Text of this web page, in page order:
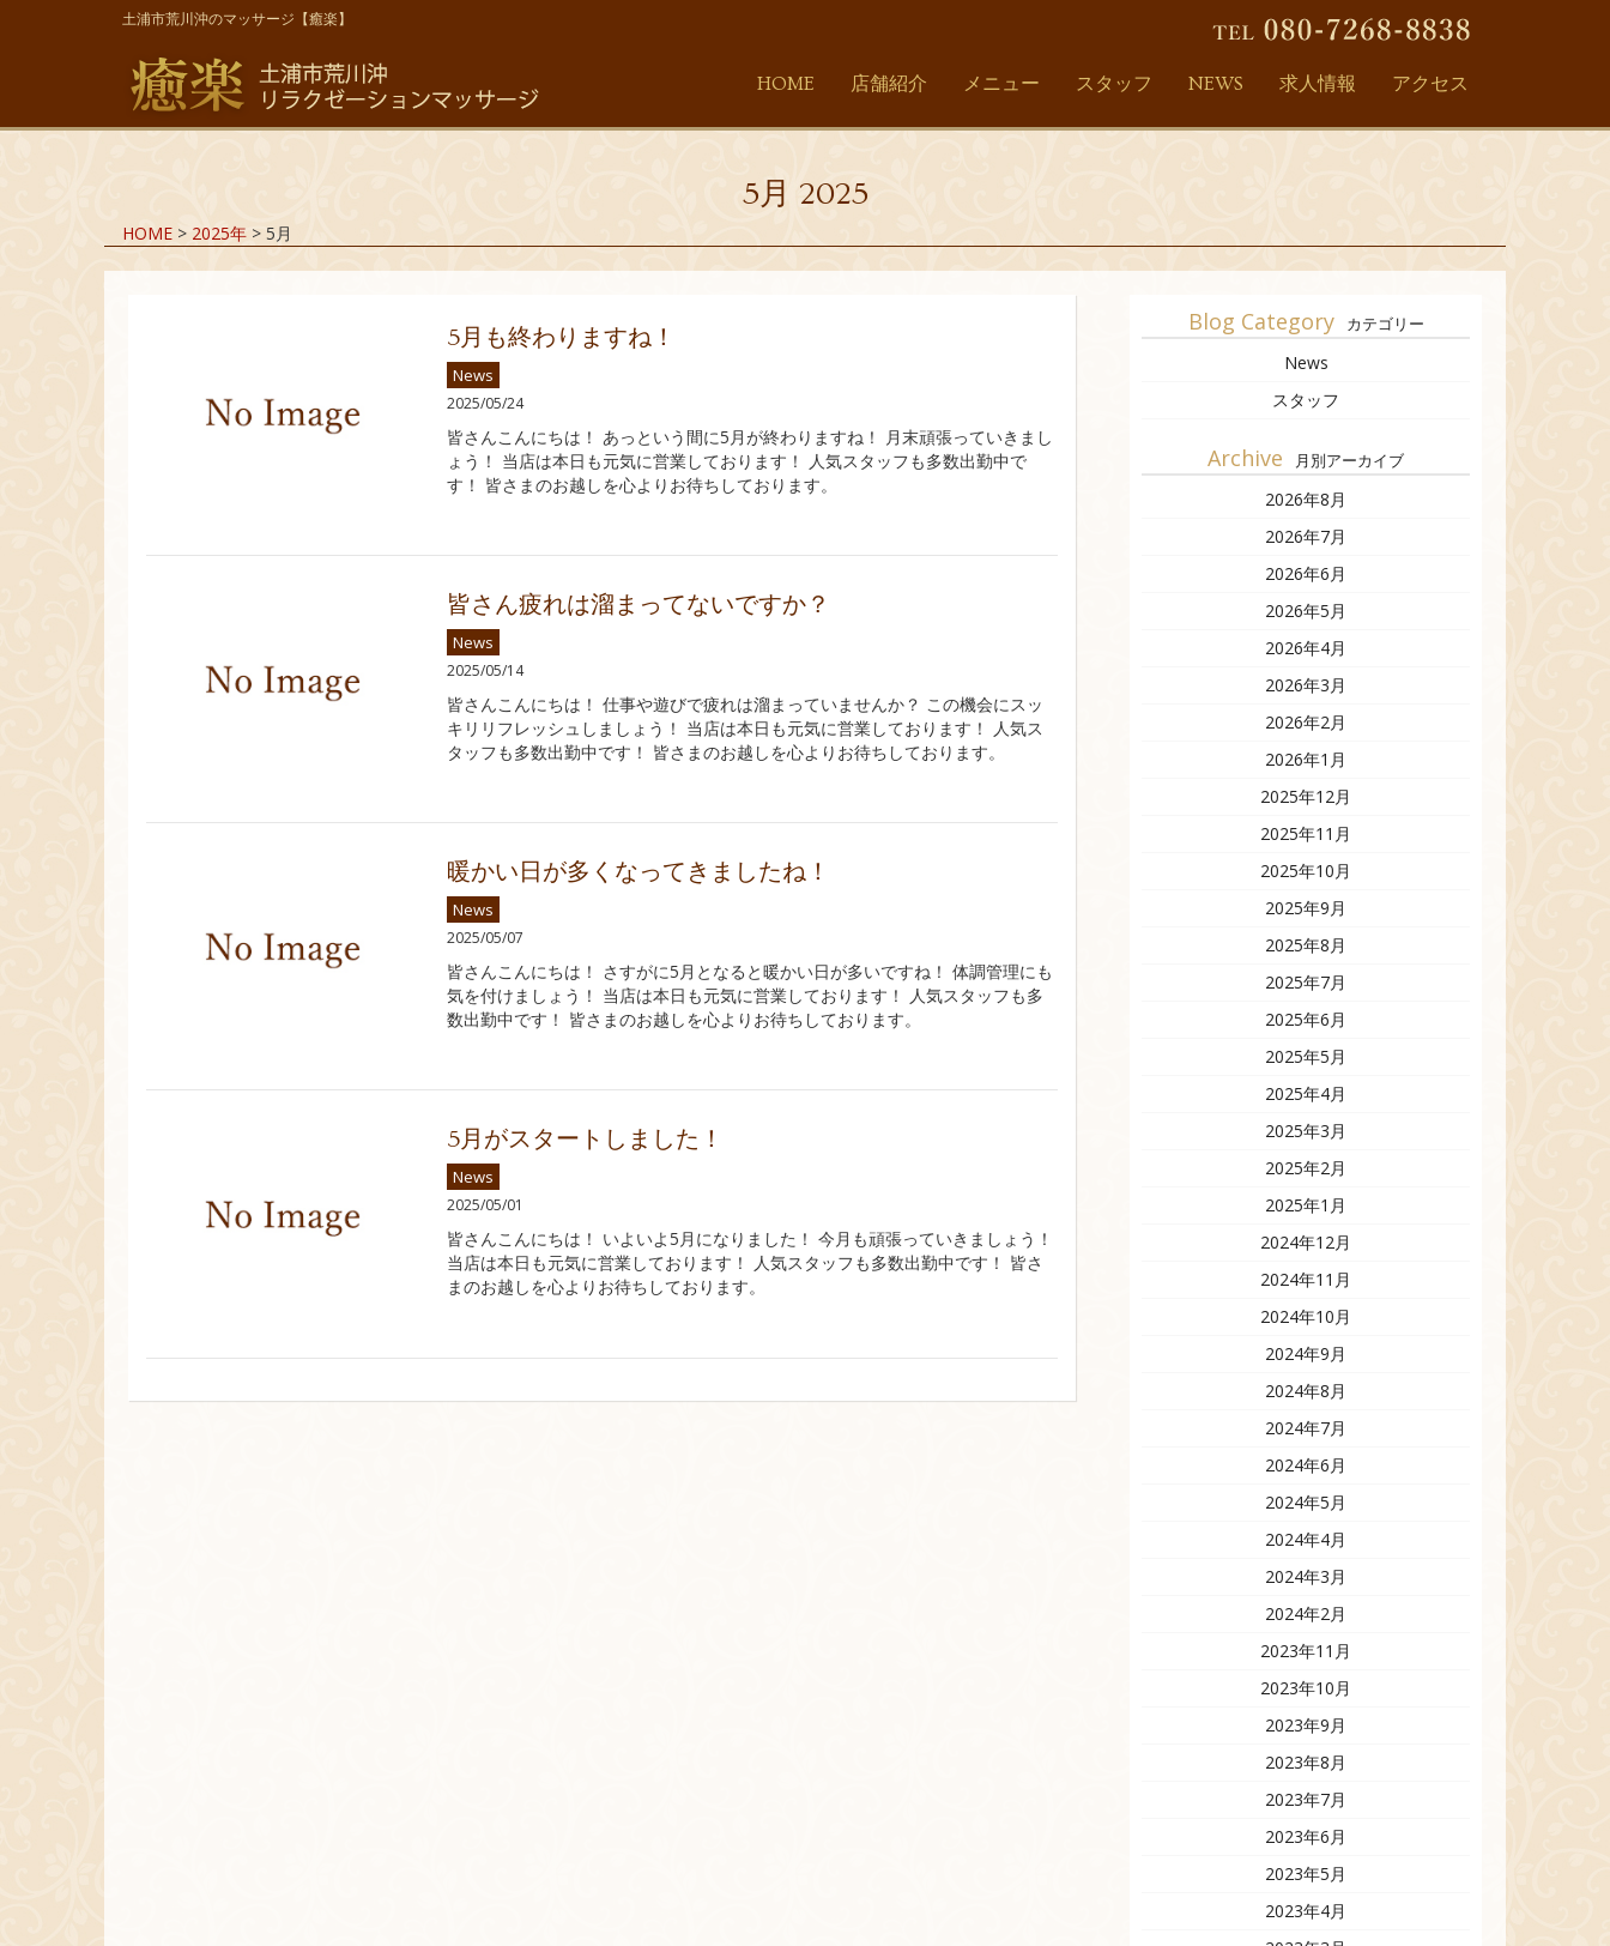
土浦市荒川沖のマッサージ【癒楽】
HOME 店舗紹介 メニュー スタッフ NEWS 求人情報 アクセス
5月 2025
HOME > 2025年 > 5月
5月も終わりますね！
News
2025/05/24
皆さんこんにちは！ あっという間に5月が終わりますね！ 月末頑張っていきまし
ょう！ 当店は本日も元気に営業しております！ 人気スタッフも多数出勤中で
す！ 皆さまのお越しを心よりお待ちしております。
皆さん疲れは溜まってないですか？
News
2025/05/14
皆さんこんにちは！ 仕事や遊びで疲れは溜まっていませんか？ この機会にスッ
キリリフレッシュしましょう！ 当店は本日も元気に営業しております！ 人気ス
タッフも多数出勤中です！ 皆さまのお越しを心よりお待ちしております。
暖かい日が多くなってきましたね！
News
2025/05/07
皆さんこんにちは！ さすがに5月となると暖かい日が多いですね！ 体調管理にも
気を付けましょう！ 当店は本日も元気に営業しております！ 人気スタッフも多
数出勤中です！ 皆さまのお越しを心よりお待ちしております。
5月がスタートしました！
News
2025/05/01
皆さんこんにちは！ いよいよ5月になりました！ 今月も頑張っていきましょう！
当店は本日も元気に営業しております！ 人気スタッフも多数出勤中です！ 皆さ
まのお越しを心よりお待ちしております。
Blog Category カテゴリー
News
スタッフ
Archive 月別アーカイブ
2026年8月
2026年7月
2026年6月
2026年5月
2026年4月
2026年3月
2026年2月
2026年1月
2025年12月
2025年11月
2025年10月
2025年9月
2025年8月
2025年7月
2025年6月
2025年5月
2025年4月
2025年3月
2025年2月
2025年1月
2024年12月
2024年11月
2024年10月
2024年9月
2024年8月
2024年7月
2024年6月
2024年5月
2024年4月
2024年3月
2024年2月
2023年11月
2023年10月
2023年9月
2023年8月
2023年7月
2023年6月
2023年5月
2023年4月